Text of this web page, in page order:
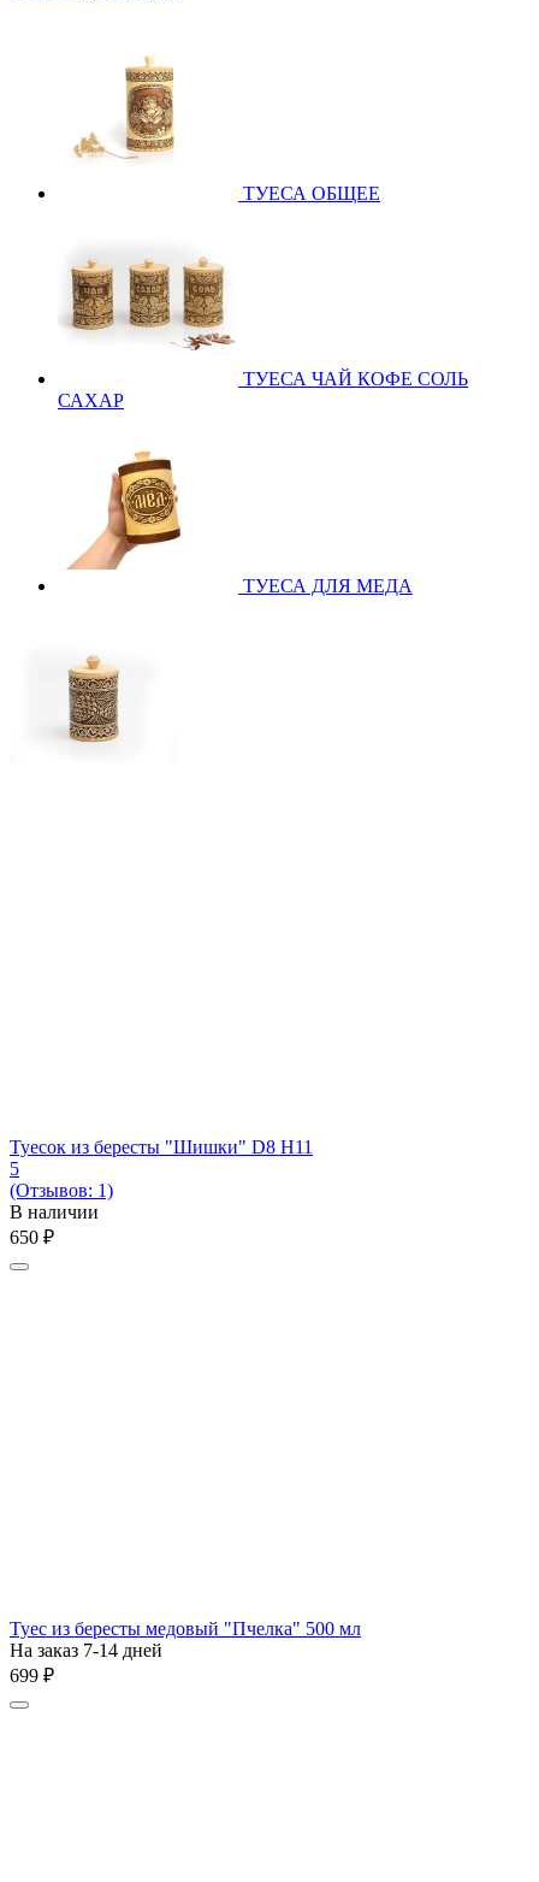
ТУЕСА ОБЩЕЕ
ТУЕСА ЧАЙ КОФЕ СОЛЬ
САХАР
ТУЕСА ДЛЯ МЕДА
Туесок из бересты "Шишки" D8 H11
5
(Отзывов: 1)
В наличии
‍650‍ ₽
Туес из бересты медовый "Пчелка" 500 мл
На заказ 7-14 дней
‍699‍ ₽